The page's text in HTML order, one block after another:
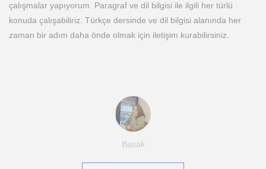
çalışmalar yapıyorum. Paragraf ve dil bilgisi ile ilgili her türlü
konuda çalışabiliriz. Türkçe dersinde ve dil bilgisi alanında her
zaman bir adım daha önde olmak için iletişim kurabilirsiniz.
Basak